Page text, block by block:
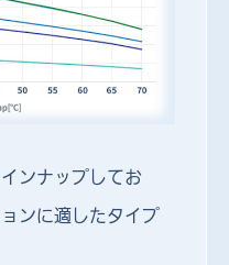
ンナップしてお
ンに適したタイプ